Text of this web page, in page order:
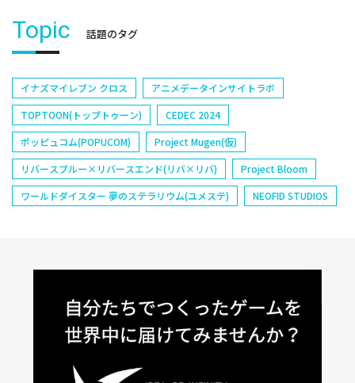
Topic 話題のタグ
イナズマイレブン クロス
アニメデータインサイトラボ
TOPTOON(トップトゥーン)
CEDEC 2024
ポッピュコム(POPUCOM)
Project Mugen(仮)
リバースブルー×リバースエンド(リバ×リバ)
Project Bloom
ワールドダイスター 夢のステラリウム(ユメステ)
NEOFID STUDIOS